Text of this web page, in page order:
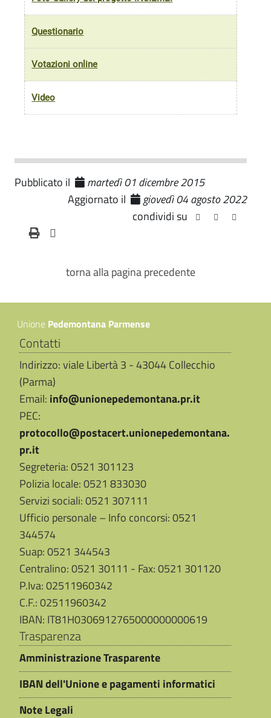
Questionario
Votazioni online
Video
Pubblicato il
martedì 01 dicembre 2015
Aggiornato il
giovedì 04 agosto 2022
condividi su
torna alla pagina precedente
Unione Pedemontana Parmense
Contatti
Indirizzo: viale Libertà 3 - 43044 Collecchio
(Parma)
Email: info@unionepedemontana.pr.it
PEC:
protocollo@postacert.unionepedemontana.
pr.it
Segreteria: 0521 301123
Polizia locale: 0521 833030
Servizi sociali: 0521 307111
Ufficio personale – Info concorsi: 0521
344574
Suap: 0521 344543
Centralino: 0521 30111 - Fax: 0521 301120
P.Iva: 02511960342
C.F.: 02511960342
IBAN: IT81H0306912765000000000619
Trasparenza
Amministrazione Trasparente
IBAN dell'Unione e pagamenti informatici
Note Legali